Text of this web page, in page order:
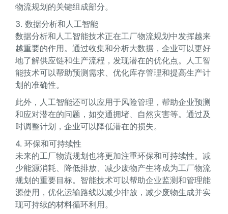
物流规划的关键组成部分。
3. 数据分析和人工智能
数据分析和人工智能技术正在工厂物流规划中发挥越来
越重要的作用。通过收集和分析大数据，企业可以更好
地了解供应链和生产流程，发现潜在的优化点。人工智
能技术可以帮助预测需求、优化库存管理和提高生产计
划的准确性。
此外，人工智能还可以应用于风险管理，帮助企业预测
和应对潜在的问题，如交通拥堵、自然灾害等。通过及
时调整计划，企业可以降低潜在的损失。
4. 环保和可持续性
未来的工厂物流规划也将更加注重环保和可持续性。减
少能源消耗、降低排放、减少废物产生将成为工厂物流
规划的重要目标。智能技术可以帮助企业监测和管理能
源使用，优化运输路线以减少排放，减少废物生成并实
现可持续的材料循环利用。